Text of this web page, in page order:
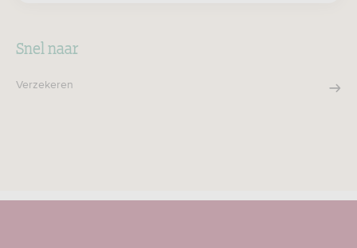
Snel naar
Verzekeren